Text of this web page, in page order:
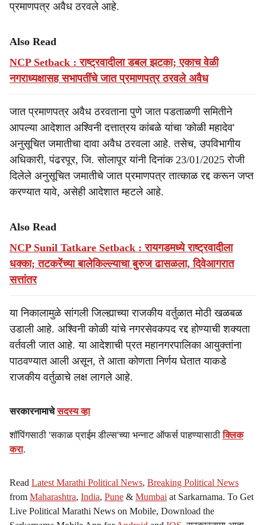
प्रमाणपत्र अवैध ठरवले आहे.
Also Read
NCP Setback : राष्ट्रवादीला डबल झटका; एकाच वेळी
नगराध्यक्षासह सभापतींचे जात प्रमाणपत्र ठरवले अवैध
जात प्रमाणपत्र अवैध ठरवताना पुणे जात पडताळणी समितीने
आपल्या आदेशात अश्विनी दत्तात्रय कांबळे यांचा 'कोळी महादेव'
अनुसूचित जमातीचा दावा अवैध ठरवला आहे. तसेच, उपविभागीय
अधिकारी, पंढरपूर, जि. सोलापूर यांनी दिनांक 23/01/2025 रोजी
दिलेले अनुसूचित जमातीचे जात प्रमाणपत्र तात्काळ रद्द करून जप्त
करण्यात यावे, असेही आदेशात म्हटले आहे.
Also Read
NCP Sunil Tatkare Setback : रायगडमध्ये राष्ट्रवादीला
धक्का; तटकरेंच्या बालेकिल्ल्याचा बुरुज ढासळला, दिवेआगरात
सत्तांतर
या निकालामुळे सांगली जिल्ह्याच्या राजकीय वर्तुळात मोठी खळबळ
उडाली आहे. अश्विनी कोळी यांचे नगरसेवकपद रद्द होण्याची शक्यता
वर्तवली जात आहे. या आदेशाची प्रत महानगरपालिका आयुक्तांना
पाठवण्यात आली असून, ते आता कोणता निर्णय घेतात याकडे
राजकीय वर्तुळाचे लक्ष लागले आहे.
सरकारनामाचेसदस्य व्हा
शॉपिंगसाठी 'सकाळ प्राईम डील्स'च्या भन्नाट ऑफर्स पाहण्यासाठीक्लिक
करा.
Read Latest Marathi Political News, Breaking Political News
from Maharashtra, India, Pune & Mumbai at Sarkarnama. To Get
Live Political Marathi News on Mobile, Download the